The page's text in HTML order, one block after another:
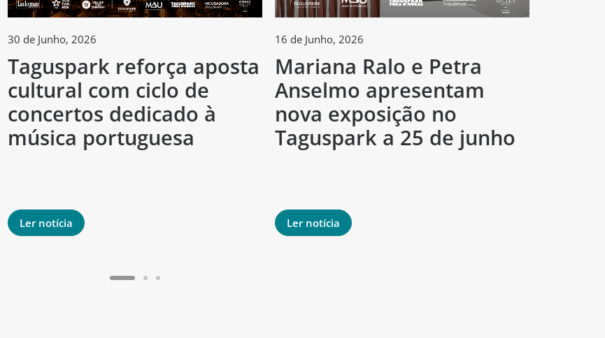
30 de Junho, 2026
Taguspark reforça aposta
cultural com ciclo de
concertos dedicado à
música portuguesa
Ler notícia
16 de Junho, 2026
Mariana Ralo e Petra
Anselmo apresentam
nova exposição no
Taguspark a 25 de junho
Ler notícia